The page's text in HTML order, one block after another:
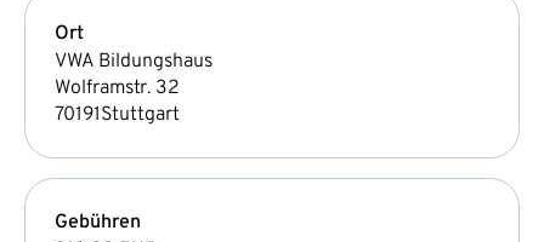
Ort
VWA Bildungshaus
Wolframstr. 32
70191Stuttgart
Gebühren